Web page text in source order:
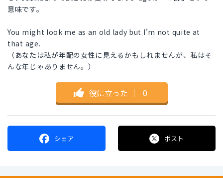
意味です。
You might look me as an old lady but I'm not quite at
that age.
（あなたは私が年配の女性に見えるかもしれませんが、私はそ
んな年じゃありません。）
役に立った ｜ 0
シェア ポスト